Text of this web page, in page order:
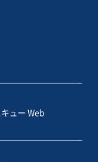
ュー Web